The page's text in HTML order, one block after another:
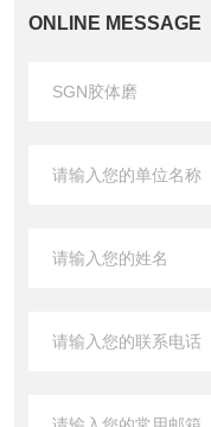
ONLINE MESSAGE